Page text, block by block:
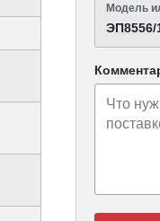
Модель
ЭП8556/